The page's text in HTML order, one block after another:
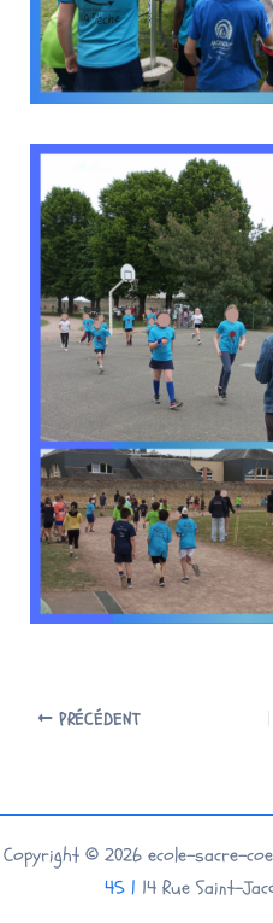
PRÉCÉDENT
Copyright © 2026 ecole-sacre-
45 | 14 Rue Saint-